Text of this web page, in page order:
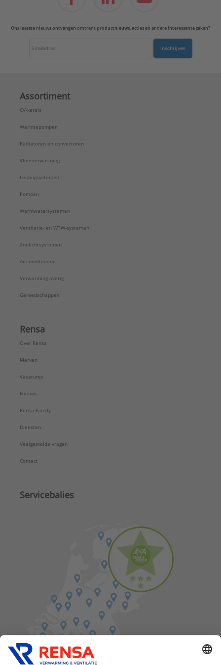
Ons laatste nieuws ontvangen omtrent productnieuws, acties en andere interessante zaken?
Inschrijven
Assortiment
CV-ketels
Warmtepompen
Radiatoren en convectoren
Vloerverwarming
Leidingsystemen
Pompen
Warmwatersystemen
Ventilatie- en WTW-systemen
Zonlichtsystemen
Airconditioning
Verwarming overig
Gereedschappen
Rensa
Over Rensa
Merken
Vacatures
Nieuws
Rensa Family
Diensten
Veelgestelde vragen
Contact
Servicebalies